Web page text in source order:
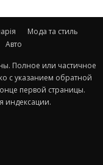
Мода та стиль
Авто
Полное или частичное
с указанием обратной
первой страницы.
индексации.